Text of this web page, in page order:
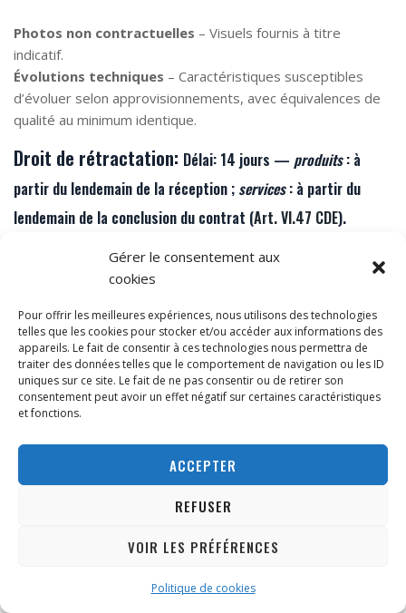
Gérer le consentement aux
cookies
Pour offrir les meilleures expériences, nous utilisons des technologies
telles que les cookies pour stocker et/ou accéder aux informations des
appareils. Le fait de consentir à ces technologies nous permettra de
traiter des données telles que le comportement de navigation ou les ID
uniques sur ce site. Le fait de ne pas consentir ou de retirer son
consentement peut avoir un effet négatif sur certaines caractéristiques
et fonctions.
ACCEPTER
REFUSER
VOIR LES PRÉFÉRENCES
Politique de cookies
Photos non contractuelles – Visuels fournis à titre
indicatif.
Évolutions techniques – Caractéristiques susceptibles
d’évoluer selon approvisionnements, avec équivalences de
qualité au minimum identique.
Droit de rétractation: Délai: 14 jours — produits: à
partir du lendemain de la réception ; services: à partir du
lendemain de la conclusion du contrat (Art. VI.47 CDE).
uniquement les consommateurs particuliers,
sur les produits non personnalisés vendus à distance et les
Exclusions:PC assemblés sur mesure( art. VI.53, 3° CDE),
logiciels scellés ouverts/activés,contenus numériques
commencés avec accord exprès,services déjà exécutés
Notification (préférée par e‑mail)
Etienne 21, 7090 Braine‑le‑Comte (BE).
Formulaire type UE:Formulaire de rétractation (PDF)
14 joursaprès notification, produit
emballage & accessoires;frais à charge du client
emballage adéquat, colissuivi et assuré